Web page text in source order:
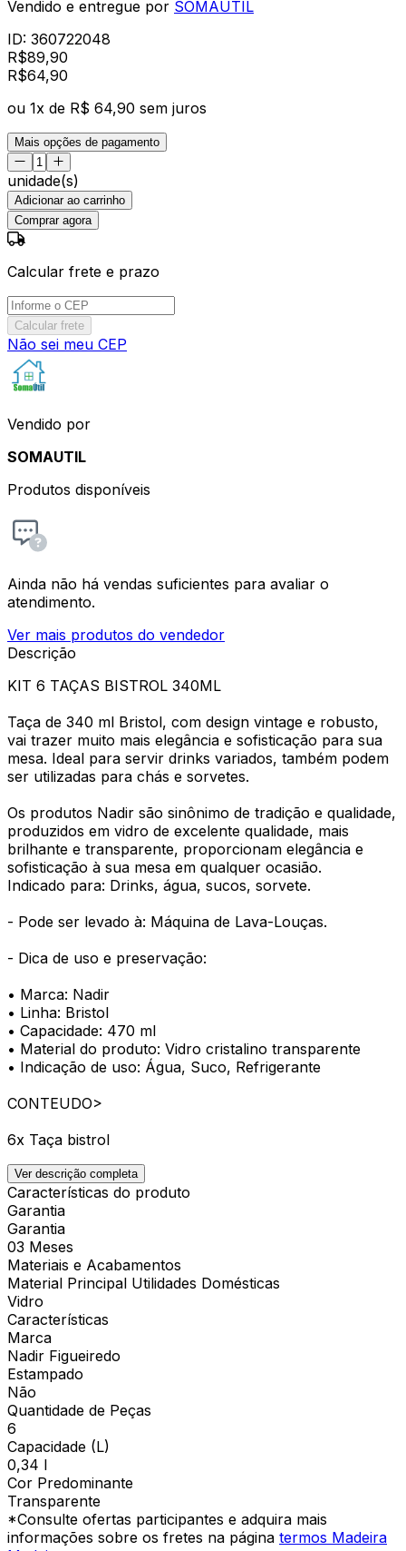
Vendido e entregue por SOMAUTIL
ID: 360722048
R$89,90
R$64,90
ou 1x de R$ 64,90 sem juros
Mais opções de pagamento
unidade(s)
Adicionar ao carrinho
Comprar agora
Calcular frete e prazo
Calcular frete
Não sei meu CEP
Vendido por
SOMAUTIL
Produtos disponíveis
Ainda não há vendas suficientes para avaliar o
atendimento.
Ver mais produtos do vendedor
Descrição
KIT 6 TAÇAS BISTROL 340ML
Taça de 340 ml Bristol, com design vintage e robusto,
vai trazer muito mais elegância e sofisticação para sua
mesa. Ideal para servir drinks variados, também podem
ser utilizadas para chás e sorvetes.
Os produtos Nadir são sinônimo de tradição e qualidade,
produzidos em vidro de excelente qualidade, mais
brilhante e transparente, proporcionam elegância e
sofisticação à sua mesa em qualquer ocasião.
Indicado para: Drinks, água, sucos, sorvete.
- Pode ser levado à: Máquina de Lava-Louças.
- Dica de uso e preservação:
• Marca: Nadir
• Linha: Bristol
• Capacidade: 470 ml
• Material do produto: Vidro cristalino transparente
• Indicação de uso: Água, Suco, Refrigerante
CONTEUDO>
6x Taça bistrol
Ver descrição completa
Características do produto
Garantia
Garantia
03 Meses
Materiais e Acabamentos
Material Principal Utilidades Domésticas
Vidro
Características
Marca
Nadir Figueiredo
Estampado
Não
Quantidade de Peças
6
Capacidade (L)
0,34 l
Cor Predominante
Transparente
*Consulte ofertas participantes e adquira mais
informações sobre os fretes na página termos Madeira